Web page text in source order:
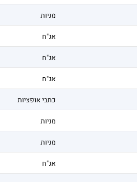
מניות
אג"ח
אג"ח
אג"ח
כתבי אופציות
מניות
מניות
אג"ח